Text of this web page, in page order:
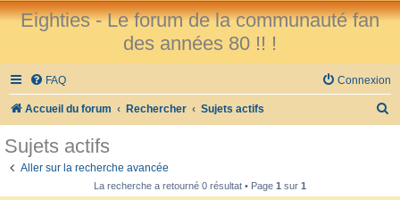
Eighties - Le forum de la communauté fan
des années 80 !! !
FAQ Connexion
Accueil du forum Rechercher Sujets actifs
Sujets actifs
Aller sur la recherche avancée
La recherche a retourné 0 résultat • Page 1 sur 1